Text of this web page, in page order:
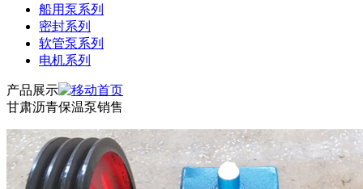
船用泵系列
密封系列
软管泵系列
电机系列
产品展示
甘肃沥青保温泵销售